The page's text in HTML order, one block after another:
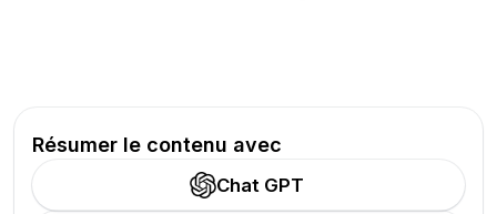
Résumer le contenu avec
Chat GPT